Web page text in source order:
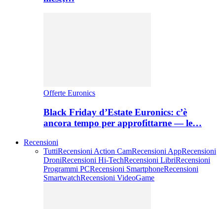
Offerte Euronics
Black Friday d’Estate Euronics: c’è
ancora tempo per approfittarne — le…
Recensioni
TuttiRecensioni Action CamRecensioni AppRecensioni
DroniRecensioni Hi-TechRecensioni LibriRecensioni
Programmi PCRecensioni SmartphoneRecensioni
SmartwatchRecensioni VideoGame